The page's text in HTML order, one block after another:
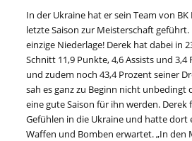
In der Ukraine hat er sein Team von
letzte Saison zur Meisterschaft
einzige Niederlage! Derek hat dabei in
Schnitt 11,9 Punkte, 4,6 Assists und
und zudem noch 43,4 Prozent seiner
sah es ganz zu Beginn nicht unbedingt
eine gute Saison für ihn werden.
Gefühlen in die Ukraine und hatte dort
Waffen und Bomben erwartet. „In den